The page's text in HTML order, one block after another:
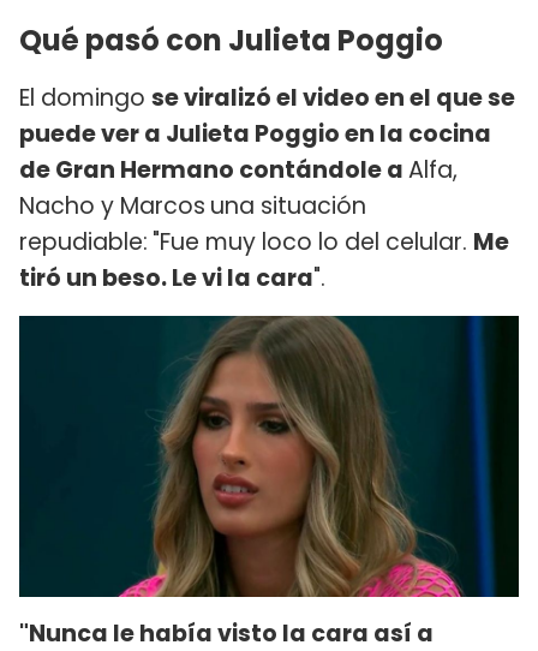
Qué pasó con Julieta Poggio
El domingo se viralizó el video en el que se
puede ver a Julieta Poggio en la cocina
de Gran Hermano contándole aAlfa,
Nacho y Marcos una situación
repudiable: "Fue muy loco lo del celular. Me
tiró un beso. Le vi la cara".
"Nunca le había visto la cara así a